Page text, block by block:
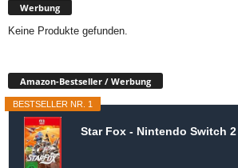
Werbung
Keine Produkte gefunden.
Amazon-Bestseller / Werbung
BESTSELLER NR. 1
Star Fox - Nintendo Switch 2